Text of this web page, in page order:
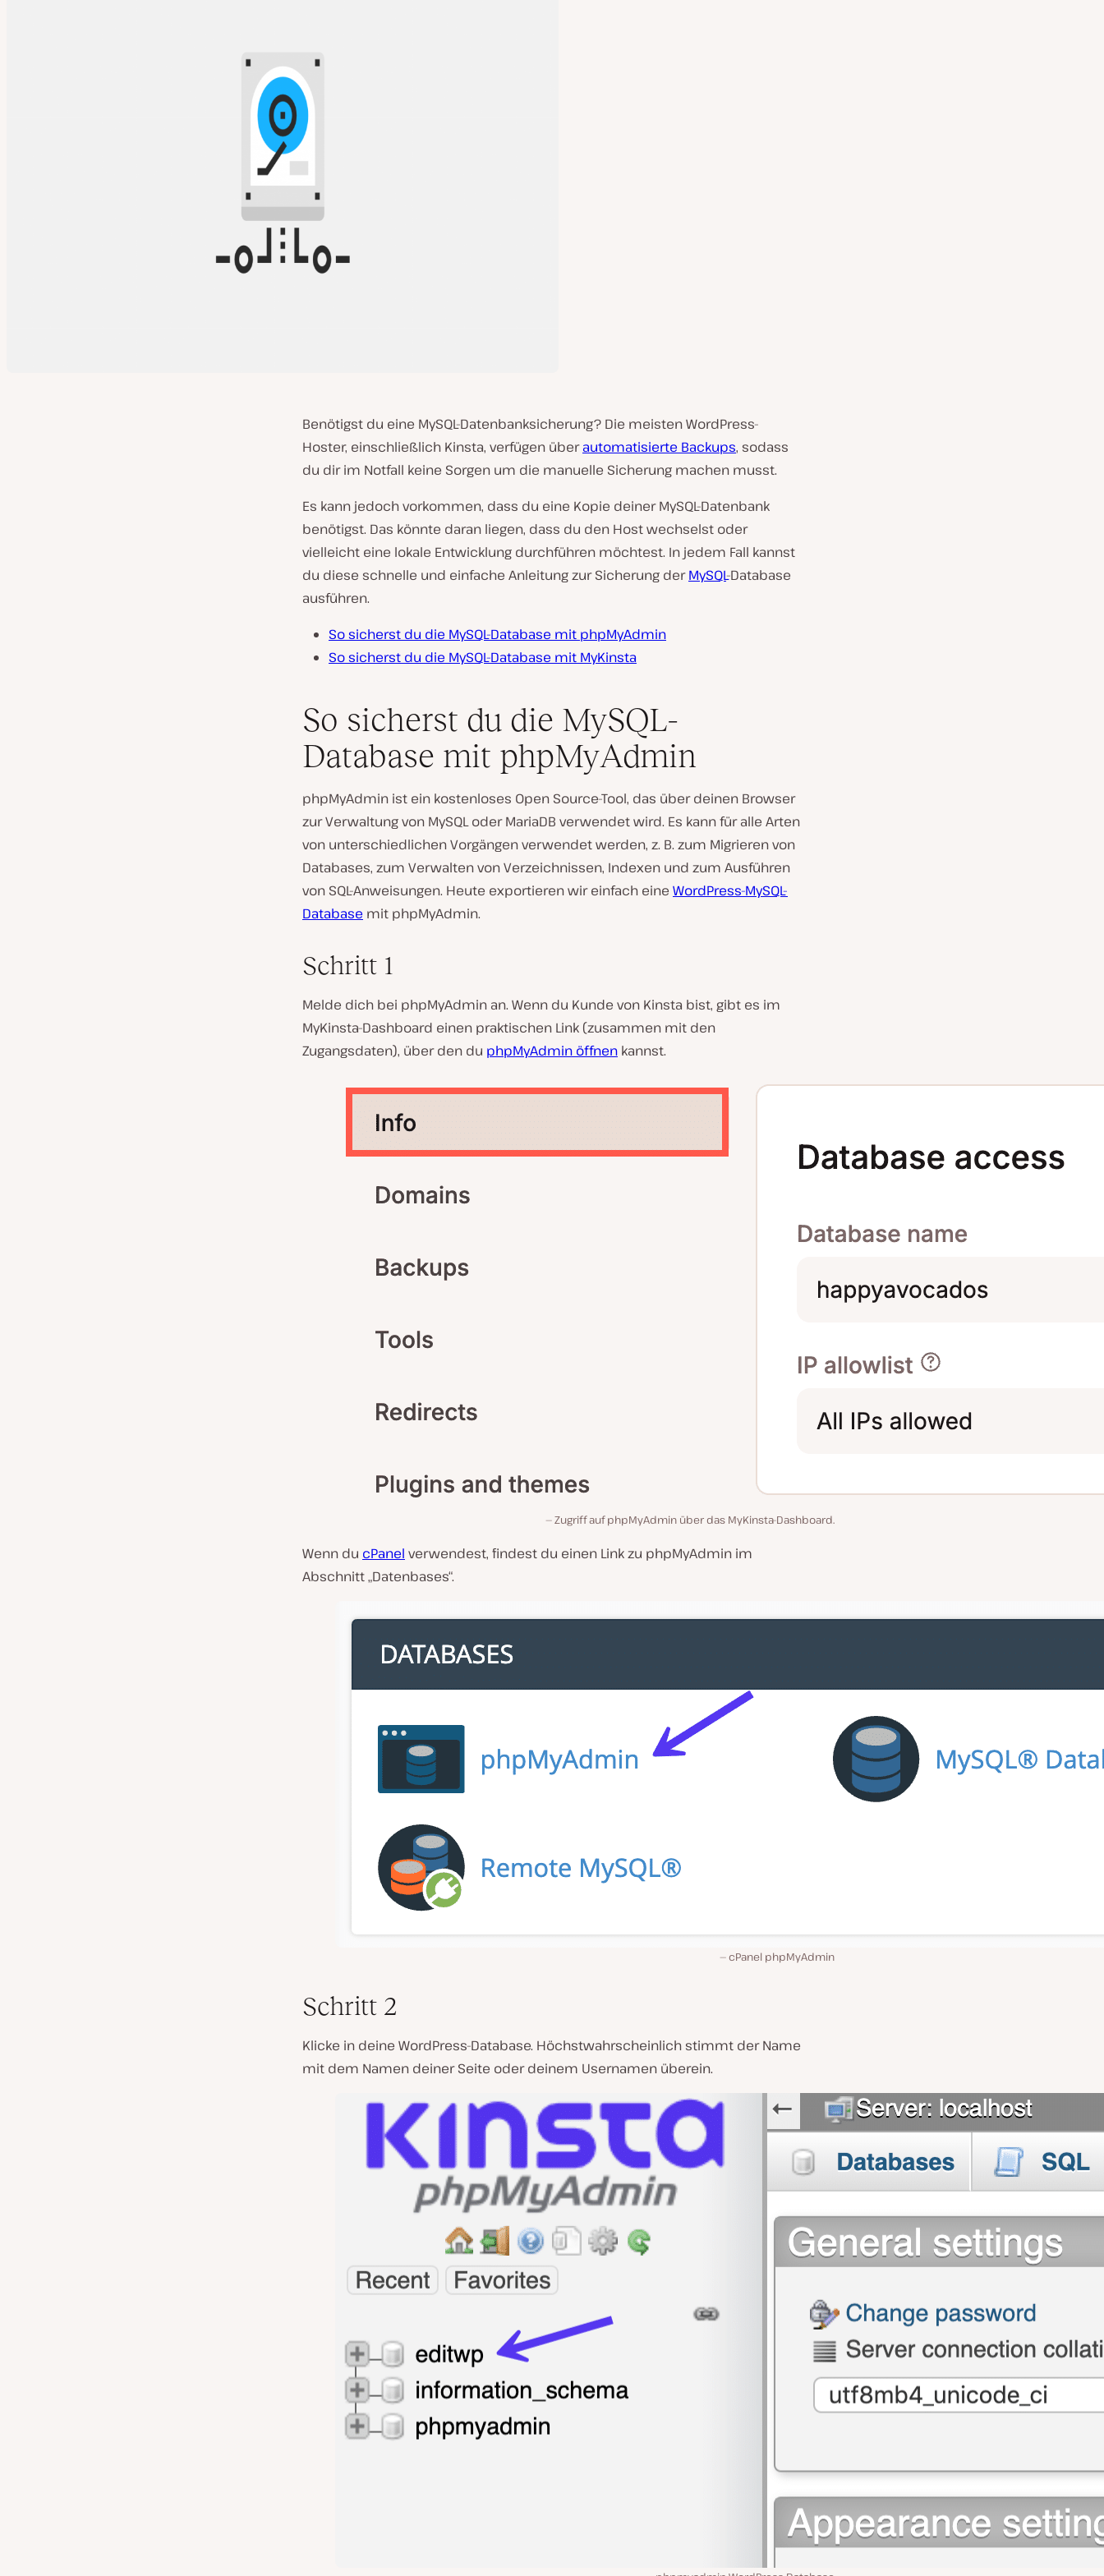
Benötigst du eine MySQL-Datenbanksicherung? Die meisten WordPress-
Hoster, einschließlich Kinsta, verfügen überautomatisierte Backups, sodass
du dir im Notfall keine Sorgen um die manuelle Sicherung machen musst.
Es kann jedoch vorkommen, dass du eine Kopie deiner MySQL-Datenbank
benötigst. Das könnte daran liegen, dass du den Host wechselst oder
vielleicht eine lokale Entwicklung durchführen möchtest. In jedem Fall kannst
du diese schnelle und einfache Anleitung zur Sicherung derMySQL-Database
ausführen.
So sicherst du die MySQL-Database mit phpMyAdmin
So sicherst du die MySQL-Database mit MyKinsta
So sicherst du die MySQL-
Database mit phpMyAdmin
phpMyAdmin ist ein kostenloses Open Source-Tool, das über deinen Browser
zur Verwaltung von MySQL oder MariaDB verwendet wird. Es kann für alle Arten
von unterschiedlichen Vorgängen verwendet werden, z. B. zum Migrieren von
Databases, zum Verwalten von Verzeichnissen, Indexen und zum Ausführen
von SQL-Anweisungen. Heute exportieren wir einfach eine WordPress-MySQL-
Database mit phpMyAdmin.
Schritt 1
Melde dich bei phpMyAdmin an. Wenn du Kunde von Kinsta bist, gibt es im
MyKinsta-Dashboard einen praktischen Link (zusammen mit den
Zugangsdaten), über den du phpMyAdmin öffnen kannst.
Zugriff auf phpMyAdmin über das MyKinsta-Dashboard.
Wenn du cPanel verwendest, findest du einen Link zu phpMyAdmin im
Abschnitt „Datenbases“.
cPanel phpMyAdmin
Schritt 2
Klicke in deine WordPress-Database. Höchstwahrscheinlich stimmt der Name
mit dem Namen deiner Seite oder deinem Usernamen überein.